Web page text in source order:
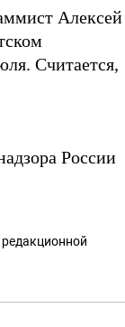
Алексей
Считается,
России
редакционной